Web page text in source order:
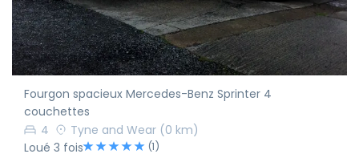
Fourgon spacieux Mercedes-Benz Sprinter 4
couchettes
4
Tyne and Wear (0 km)
Loué 3 fois
(1)